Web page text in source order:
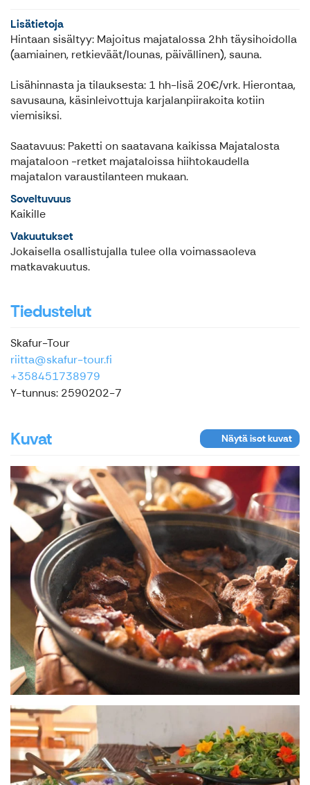
Lisätietoja
Hintaan sisältyy: Majoitus majatalossa 2hh täysihoidolla
(aamiainen, retkieväät/lounas, päivällinen), sauna.
Lisähinnasta ja tilauksesta: 1 hh-lisä 20€/vrk. Hierontaa,
savusauna, käsinleivottuja karjalanpiirakoita kotiin
viemisiksi.
Saatavuus: Paketti on saatavana kaikissa Majatalosta
majataloon -retket majataloissa hiihtokaudella
majatalon varaustilanteen mukaan.
Soveltuvuus
Kaikille
Vakuutukset
Jokaisella osallistujalla tulee olla voimassaoleva
matkavakuutus.
Tiedustelut
Skafur-Tour
riitta@skafur-tour.fi
+358451738979
Y-tunnus: 2590202-7
Kuvat Näytä isot kuvat